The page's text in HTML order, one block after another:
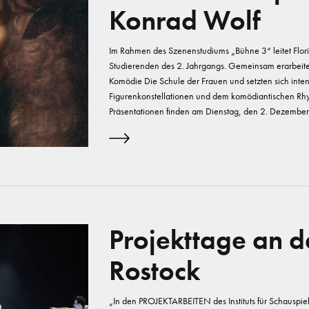
Konrad Wolf
Im Rahmen des Szenenstudiums „Bühne 3“ leitet
Studierenden des 2. Jahrgangs. Gemeinsam
Komödie Die Schule der Frauen und setzten sich
Figurenkonstellationen und dem komödiantischen
Präsentationen finden am Dienstag, den 2.
Projekttage an
Rostock
„In den PROJEKTARBEITEN des Instituts für